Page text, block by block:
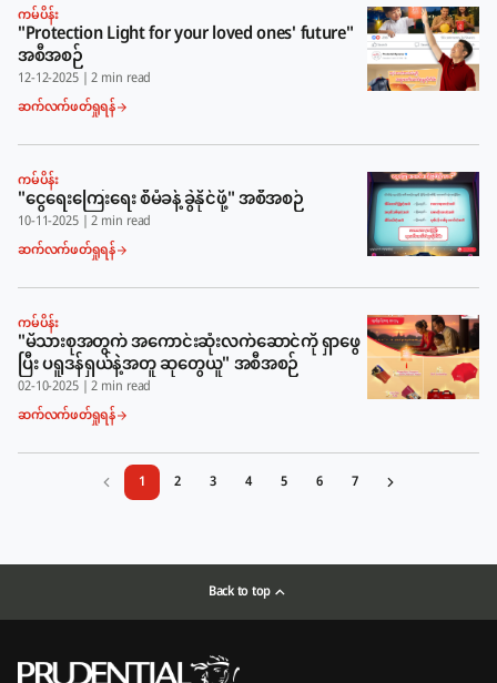
ကမ်ပိန်း
"Protection Light for your loved ones' future"
အစီအစဉ်
12-12-2025|2 min read
ဆက်လက်ဖတ်ရှုရန်
ကမ်ပိန်း
"ငွေရေးကြေးရေး စီမံခန့်ခွဲနိုင်ဖို့" အစီအစဉ်
10-11-2025|2 min read
ဆက်လက်ဖတ်ရှုရန်
ကမ်ပိန်း
"မိသားစုအတွက် အကောင်းဆုံးလက်ဆောင်ကို ရှာဖွေ
ပြီး ပရူဒန်ရှယ်နဲ့အတူ ဆုတွေယူ" အစီအစဉ်
02-10-2025|2 min read
ဆက်လက်ဖတ်ရှုရန်
1 2 3 4 5 6 7
Back to top